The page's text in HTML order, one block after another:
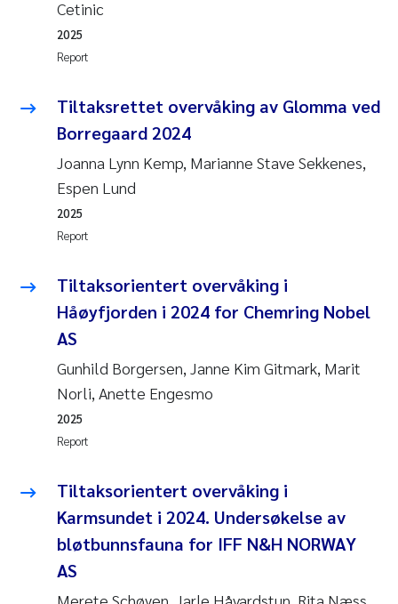
Roar Brænden
Prem Chand
Erling Aarhus Bratsberg
Susan Skogtvedt Røed
Medyan Esam Ghareeb
Elianne Dunthorn Egge
Heleen de Wit
Wenche Eikrem
Pierre Franqois Jaccard
Maeve McGovern
Anastasia Georgantzopoulou
Cetinic
Report
2025
Tiltaksrettet overvåking av Glomma ved
Borregaard 2024
Joanna Lynn Kemp, Marianne Stave Sekkenes,
Espen Lund
Report
2025
Tiltaksorientert overvåking i
Håøyfjorden i 2024 for Chemring Nobel
AS
Gunhild Borgersen, Janne Kim Gitmark, Marit
Norli, Anette Engesmo
Report
2025
Tiltaksorientert overvåking i
Karmsundet i 2024. Undersøkelse av
bløtbunnsfauna for IFF N&H NORWAY
AS